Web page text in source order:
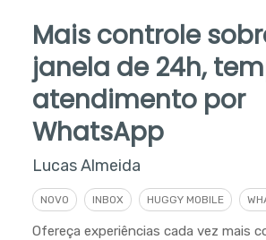
Mais controle
janela de 24h,
atendimento por
WhatsApp
Lucas Almeida
NOVO INBOX HUGGY MOBILE
Ofereça experiências cada vez mais